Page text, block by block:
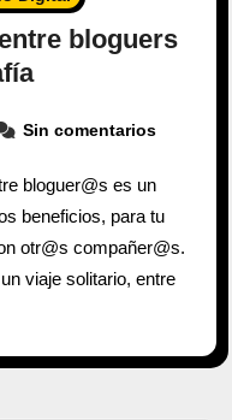
bloguers
Sin comentarios
bloguer@s es un
beneficios, para tu
otr@s compañer@s.
viaje solitario, entre